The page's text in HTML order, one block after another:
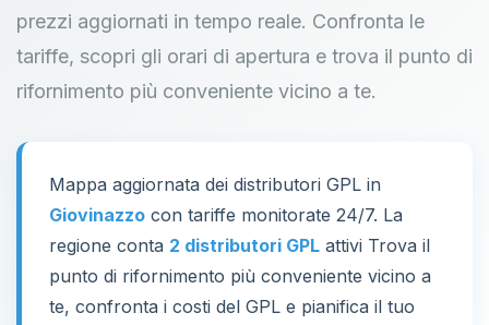
prezzi aggiornati in tempo reale. Confronta le
tariffe, scopri gli orari di apertura e trova il punto di
rifornimento più conveniente vicino a te.
Mappa aggiornata dei distributori GPL in
Giovinazzo con tariffe monitorate 24/7. La
regione conta 2 distributori GPL attivi Trova il
punto di rifornimento più conveniente vicino a
te, confronta i costi del GPL e pianifica il tuo